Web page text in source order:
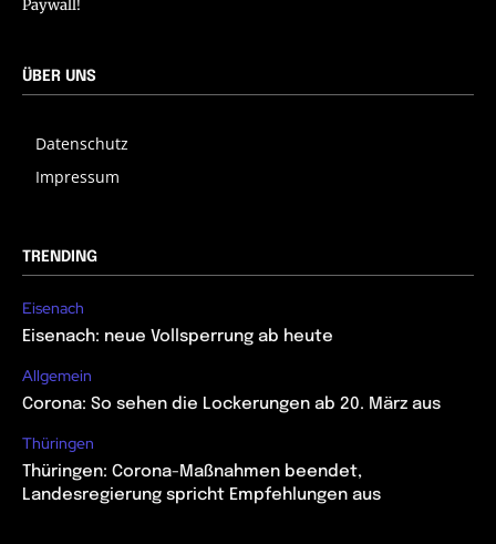
Paywall!
ÜBER UNS
Datenschutz
Impressum
TRENDING
Eisenach
Eisenach: neue Vollsperrung ab heute
Allgemein
Corona: So sehen die Lockerungen ab 20. März aus
Thüringen
Thüringen: Corona-Maßnahmen beendet,
Landesregierung spricht Empfehlungen aus